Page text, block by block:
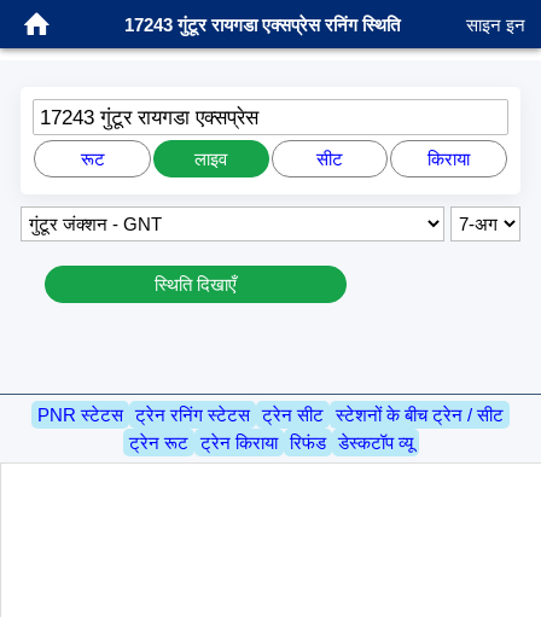
17243 गुंटूर रायगडा एक्सप्रेस रनिंग स्थिति साइन इन
17243 गुंटूर रायगडा एक्सप्रेस
रूट लाइव सीट किराया
स्थिति दिखाएँ
PNR स्टेटस ट्रेन रनिंग स्टेटस ट्रेन सीट स्टेशनों के बीच ट्रेन / सीट
ट्रेन रूट ट्रेन किराया रिफंड डेस्कटॉप व्यू